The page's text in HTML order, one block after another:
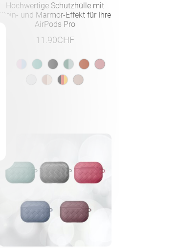
Hochwertige Schutzhülle mit
Stein- und Marmor-Effekt für Ihre
AirPods Pro
11.90CHF